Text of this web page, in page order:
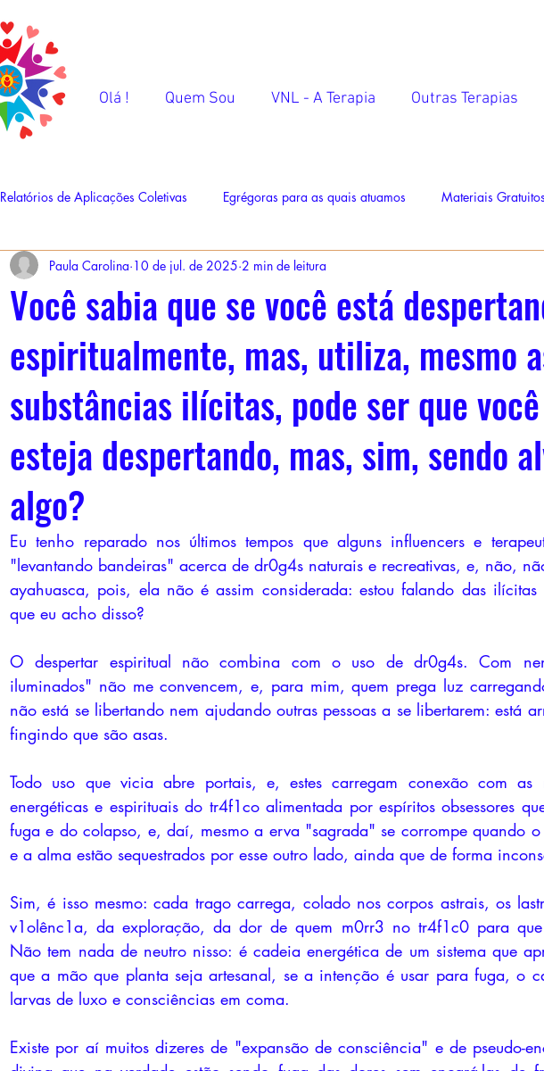
Olá ! Quem Sou VNL - A Terapia Outras Terapias
Relatórios de Aplicações Coletivas Egrégoras para as quais atuamos Materiais Gratuitos
Você sabia que se você está
espiritualmente, mas, utiliza, mesmo
substâncias ilícitas, pode ser que
esteja despertando, mas, sim, sendo
algo?
Paula Carolina 10 de jul. de 2025 2 min de leitura
Eu tenho reparado nos últimos tempos que alguns influencers e
"levantando bandeiras" acerca de dr0g4s naturais e recreativas, e, não,
ayahuasca, pois, ela não é assim considerada: estou falando das ilícitas
que eu acho disso?
O despertar espiritual não combina com o uso de dr0g4s. Com
iluminados" não me convencem, e, para mim, quem prega luz
não está se libertando nem ajudando outras pessoas a se libertarem: está
fingindo que são asas.
Todo uso que vicia abre portais, e, estes carregam conexão com as
energéticas e espirituais do tr4f1co alimentada por espíritos obsessores
fuga e do colapso, e, daí, mesmo a erva "sagrada" se corrompe quando
e a alma estão sequestrados por esse outro lado, ainda que de forma
Sim, é isso mesmo: cada trago carrega, colado nos corpos astrais, os
v1olênc1a, da exploração, da dor de quem m0rr3 no tr4f1c0 para
Não tem nada de neutro nisso: é cadeia energética de um sistema que
que a mão que planta seja artesanal, se a intenção é usar para fuga, o
larvas de luxo e consciências em coma.
Existe por aí muitos dizeres de "expansão de consciência" e de pseudo-